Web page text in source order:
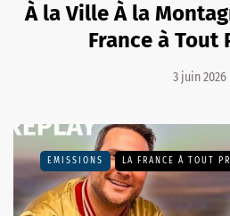
À la Ville À la
France à Tout
3 juin 2026
EMISSIONS LA FRANCE À TOUT